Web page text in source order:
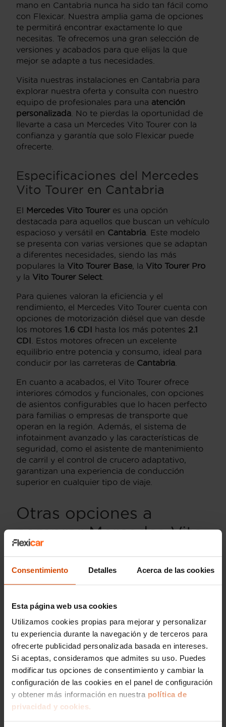
Consentimiento Detalles Acerca de las cookies
Esta página web usa cookies
Utilizamos cookies propias para mejorar y personalizar
tu experiencia durante la navegación y de terceros para
ofrecerte publicidad personalizada basada en intereses.
Si aceptas, consideramos que admites su uso. Puedes
modificar tus opciones de consentimiento y cambiar la
configuración de las cookies en el panel de configuración
y obtener más información en nuestra política de
privacidad y cookies.
mano en Cantabria nunca ha sido tan fácil como
con Flexicar. Nuestra amplia gama de opciones
te permitirá encontrar exactamente lo que
necesitas. Te ofrecemos una gran selección de
versiones y acabados para que elijas la que
mejor se adapte a tus necesidades.
Visita nuestras instalaciones en Cantabria para
explorar nuestra oferta y consulta con nuestro
equipo de profesionales para una atención
personalizada . No te pierdas la oportunidad de
llevarte a casa un Mercedes Vito Tourer con la
confianza y garantía que solo Flexicar puede
ofrecerte.
Especificaciones del Mercedes
Vito Tourer en Cantabria
El Mercedes Vito Toureres una opción
destacada para aquellos que buscan un vehículo
espacioso y versátil en Cantabria . Este modelo
se presenta con varias versiones que se adaptan
a diferentes necesidades, siendo las más
populares la Vito Tourer Base, la Vito Tourer Pro
y la Vito Tourer Select
Para quienes valoran la eficiencia y el
rendimiento, el Mercedes Vito Tourer cuenta con
opciones de motorización diésel que van desde
los motores 1.6 CDI hasta los más potentes 2.1
CDI . Estos motores ofrecen un excelente
equilibrio entre potencia y consumo, ideal para
conducir por las carreteras de Cantabria
En cuanto a acabados, el Vito Tourer ofrece
interiores cómodos y funcionales, con opciones
de asientos configurables que lo hacen perfecto
para familias o empresas de transporte que
operan en la región. Además, el sistema de
infotainment avanzado y las características de
seguridad, como el asistente de mantenimiento
de carril y el control de crucero adaptativo,
garantizan una experiencia de conducción
superior en cualquier tipo de viaje.
Otras opciones a
comprar Mercedes Vito
Tourer en Cantabria
EnCantabria, existen varias alternativas para
quienes buscan un
selección contrastada de vehículos revisados y
garantizados, asegurando así calidad y
confianza en cada compra.
Entre las opciones disponibles, los usuarios
pueden elegir entre diferentes niveles de
equipamiento y años de fabricación,
permitiendo adquirir un vehículo que se ajuste
tanto a las preferencias personales como al
presupuesto. Flexicar proporciona una amplia